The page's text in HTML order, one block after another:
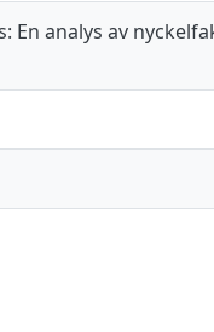
analys av